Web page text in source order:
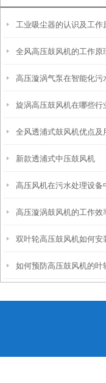
工业吸尘器的认识及工作
全风高压鼓风机的工作原
域有哪些？
高压漩涡气泵在智能化污
哪些用途？
旋涡高压鼓风机在哪些行
应用
全风透浦式鼓风机优点及
新款透浦式中压鼓风机
高压风机在污水处理设备
高压漩涡鼓风机的工作效
高？
双叶轮高压鼓风机如何安
如何预防高压鼓风机的叶